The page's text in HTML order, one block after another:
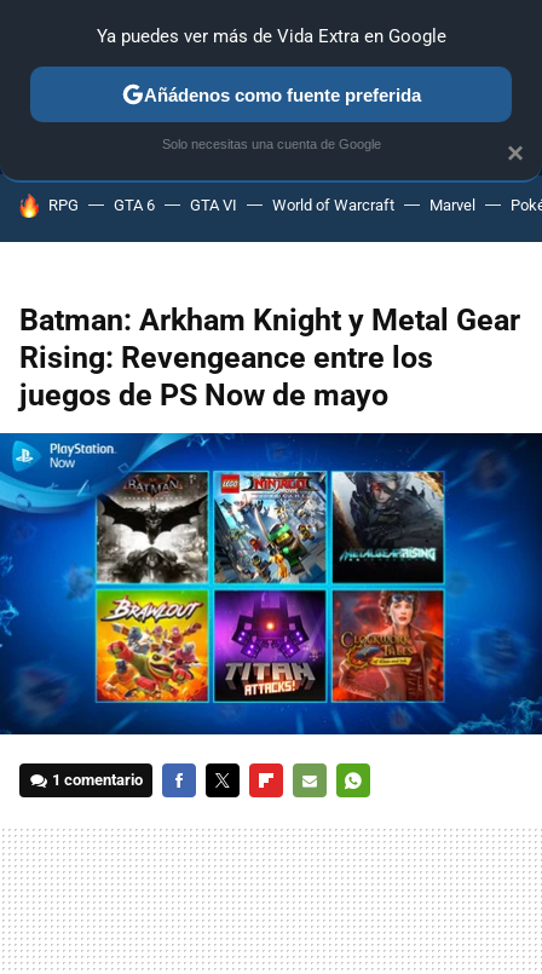
MENÚ NUEVO
GUÍAS Y TRUCOS PC SONY
HOY SE HABLA DE
RPG GTA 6 GTA VI World of Warcraft Marvel
Batman: Arkham Knight y Metal Gear
Rising: Revengeance entre los
juegos de PS Now de mayo
1 comentario
MAIL
×
Ya puedes ver más de Vida Extra en Google
Añádenos como fuente preferida
Solo necesitas una cuenta de Google